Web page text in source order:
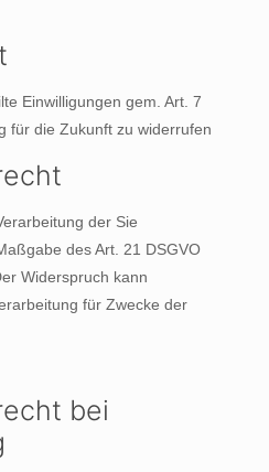
Einwilligungen gem. Art. 7
für die Zukunft zu widerrufen
der Sie
des Art. 21 DSGVO
Widerspruch kann
für Zwecke der
bei